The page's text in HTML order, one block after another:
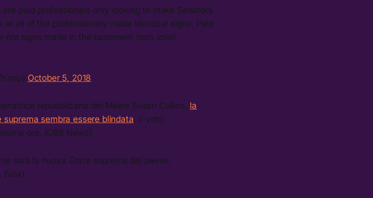
paid professionals only looking to make Senators
at all of the professionally made identical signs. Paid
not signs made in the basement from love!
October 5, 2018
repubblicana del Maine Susan Collins, la
sembra essere blindata. Il voto,
ore. (CBS News)
sarà la nuova Corte suprema del paese,
. (Vox)